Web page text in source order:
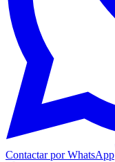
Contactar por WhatsApp